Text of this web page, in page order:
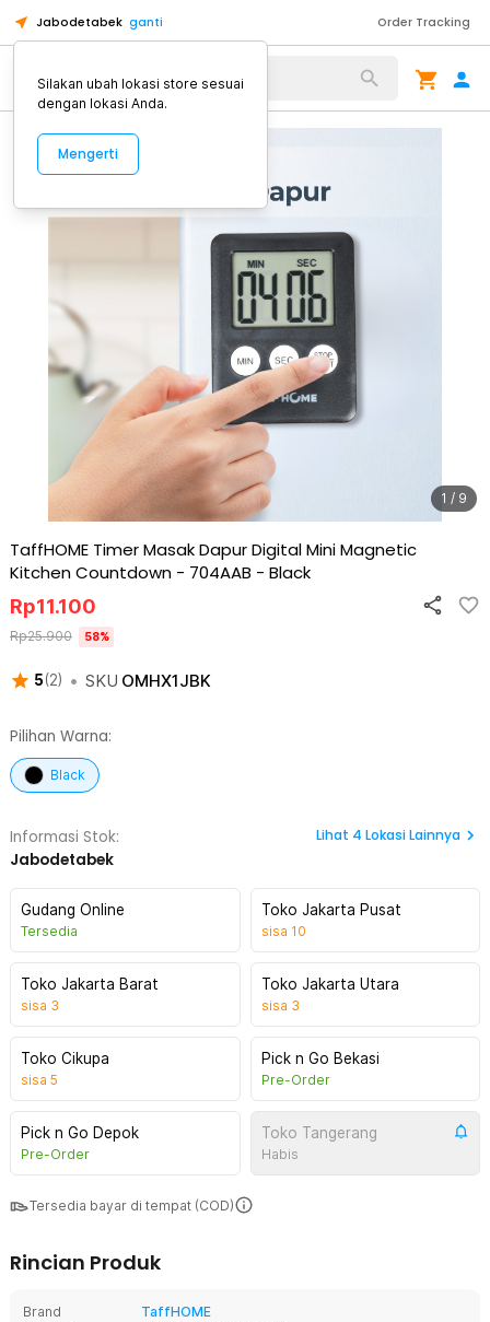
Jabodetabek ganti Order Tracking
Alat Kopi
1 / 9
TaffHOME Timer Masak Dapur Digital Mini Magnetic
Kitchen Countdown - 704AAB - Black
5(2) • SKU OMHX1JBK
Rp11.100
Rp25.900 58%
Pilihan Warna:
Black
Informasi Stok:
Jabodetabek
Lihat 4 Lokasi Lainnya
Gudang Online
Tersedia
Toko Jakarta Pusat
sisa 10
Toko Jakarta Barat
sisa 3
Toko Jakarta Utara
sisa 3
Toko Cikupa
sisa 5
Pick n Go Bekasi
Pre-Order
Pick n Go Depok
Pre-Order
Toko Tangerang
Habis
Tersedia bayar di tempat (COD)
Rincian Produk
Brand
TaffHOME
Silakan ubah lokasi store sesuai
dengan lokasi Anda.
Mengerti